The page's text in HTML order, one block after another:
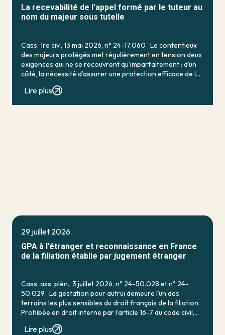
La recevabilité de l’appel formé par le tuteur au
nom du majeur sous tutelle
Cass. 1re civ., 13 mai 2026, n° 24-17.060 Le contentieux
des majeurs protégés met régulièrement en tension deux
exigences qui ne se recouvrent qu’imparfaitement : d’un
côté, la nécessité d’assurer une protection efficace de la
Lire plus
29 juillet 2026
GPA à l’étranger et reconnaissance en France
de la filiation établie par jugement étranger
Cass. ass. plén., 3 juillet 2026, n° 24-50.028 et n° 24-
50.029 La gestation pour autrui demeure l’un des
terrains les plus sensibles du droit français de la filiation.
Prohibée en droit interne par l’article 16-7 du code civil,
Lire plus